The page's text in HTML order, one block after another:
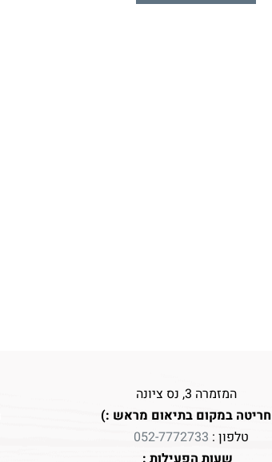
המזמרה 3, נס ציונה
חריטה במקום בתיאום מראש :)
טלפון : 052-7772733